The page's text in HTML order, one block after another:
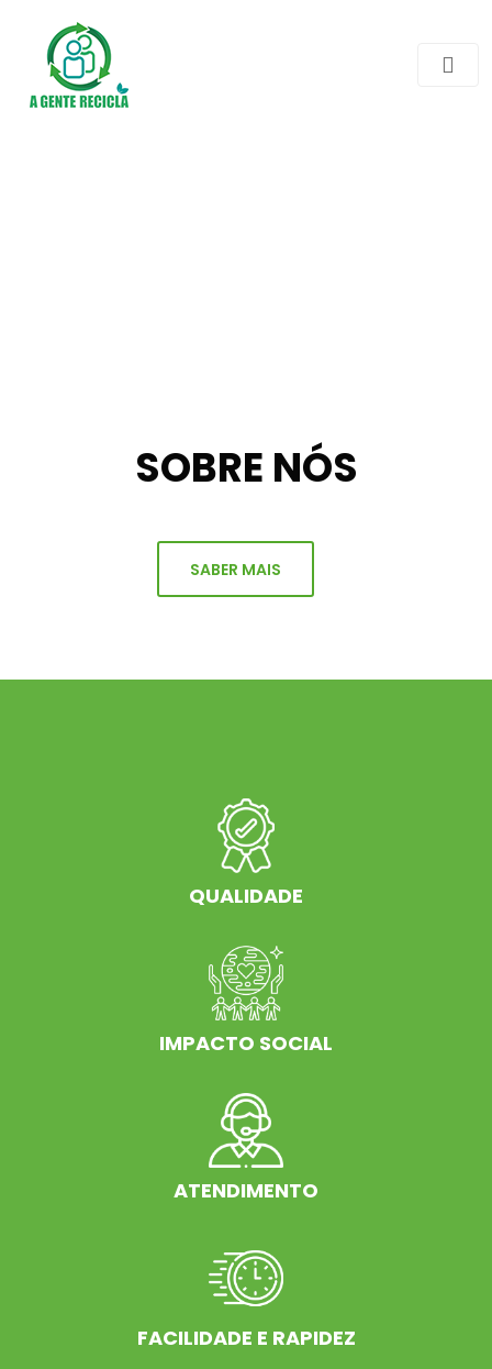
SOBRE NÓS
SABER MAIS
QUALIDADE
IMPACTO SOCIAL
ATENDIMENTO
FACILIDADE E RAPIDEZ